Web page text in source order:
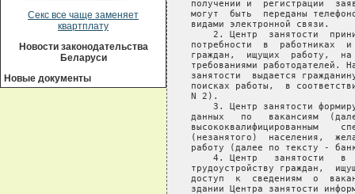
Секс все чаще заменяет
квартплату
Новости законодательства
Беларуси
Новые документы